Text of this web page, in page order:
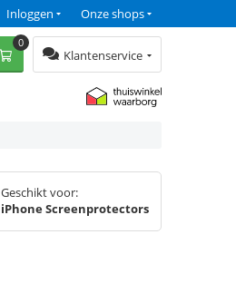
Onze shops
Inloggen
Klantenservice
0
Geschikt voor:
iPhone Screenprotectors